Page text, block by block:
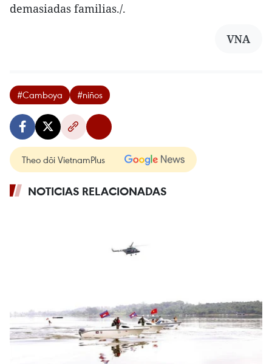
demasiadas familias./.
VNA
#Camboya #niños
Theo dõi VietnamPlus
NOTICIAS RELACIONADAS